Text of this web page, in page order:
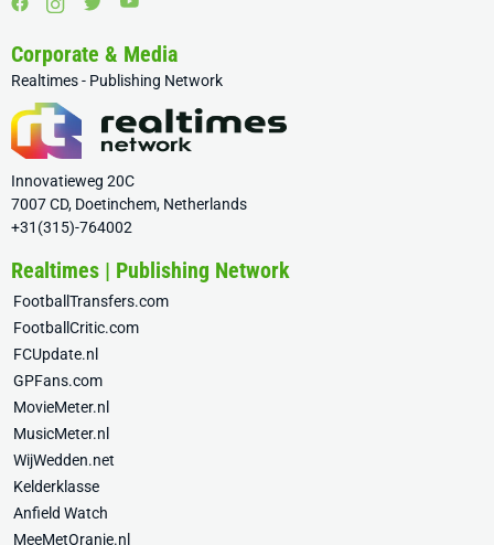
Corporate & Media
Realtimes - Publishing Network
Innovatieweg 20C
7007 CD, Doetinchem, Netherlands
+31(315)-764002
Realtimes | Publishing Network
FootballTransfers.com
FootballCritic.com
FCUpdate.nl
GPFans.com
MovieMeter.nl
MusicMeter.nl
WijWedden.net
Kelderklasse
Anfield Watch
MeeMetOranje.nl